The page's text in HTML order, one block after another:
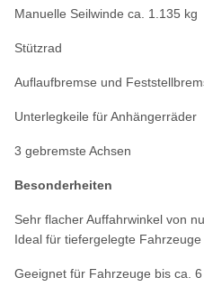
Manuelle Seilwinde ca. 1.135 kg
Stützrad
Auflaufbremse und
Unterlegkeile für Anhängerräder
3 gebremste Achsen
Besonderheiten
Sehr flacher Auffahrwinkel von
Ideal für tiefergelegte Fahrzeuge
Geeignet für Fahrzeuge bis ca.